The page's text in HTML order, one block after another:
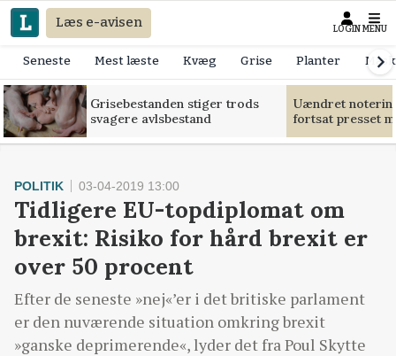
Læs e-avisen LOGIN MENU
Seneste Mest læste Kvæg Grise Planter
Grisebestanden stiger trods
svagere avlsbestand
Uændret
fortsat presset
POLITIK 03-04-2019 13:00
Tidligere EU-topdiplomat om
brexit: Risiko for hård brexit er
over 50 procent
Efter de seneste »nej«’er i det britiske parlament
er den nuværende situation omkring brexit
»ganske deprimerende«, lyder det fra Poul Skytte